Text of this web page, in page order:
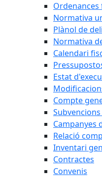
Ordenances
Normativa
Plànol de
Normativa
Calendari
Estat
Compte
Campanyes
Relació
Inventari
Contractes
Convenis